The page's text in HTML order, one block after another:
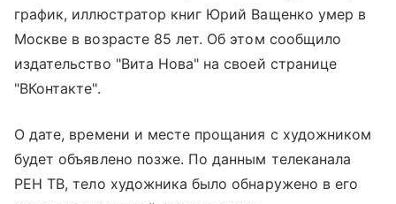
график, иллюстратор книг Юрий Ващенко умер в
Москве в возрасте 85 лет. Об этом сообщило
издательство "Вита Нова" на своей странице
"ВКонтакте".
О дате, времени и месте прощания с художником
будет объявлено позже. По данным телеканала
РЕН ТВ, тело художника было обнаружено в его